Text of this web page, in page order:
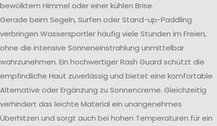
bewölktem Himmel oder einer kühlen Brise.
Gerade beim Segeln, Surfen oder Stand-up-Paddling
verbringen Wassersportler häufig viele Stunden im Freien,
ohne die intensive Sonneneinstrahlung unmittelbar
wahrzunehmen. Ein hochwertiger Rash Guard schützt die
empfindliche Haut zuverlässig und bietet eine komfortable
Alternative oder Ergänzung zu Sonnencreme. Gleichzeitig
verhindert das leichte Material ein unangenehmes
Überhitzen und sorgt auch bei hohen Temperaturen für ein